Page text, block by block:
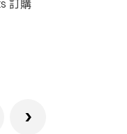
訂購